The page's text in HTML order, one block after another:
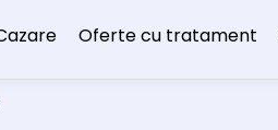
Oferte cu tratament